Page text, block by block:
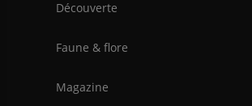
Découverte
Faune & flore
Magazine